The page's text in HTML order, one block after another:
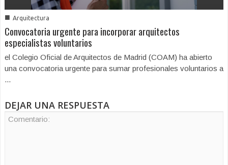
■ Arquitectura
Convocatoria urgente para incorporar arquitectos
especialistas voluntarios
el Colegio Oficial de Arquitectos de Madrid (COAM) ha abierto
una convocatoria urgente para sumar profesionales voluntarios a
...
DEJAR UNA RESPUESTA